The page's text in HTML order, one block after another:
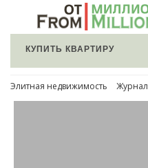
КУПИТЬ КВАРТИРУ
Элитная недвижимость Журнал